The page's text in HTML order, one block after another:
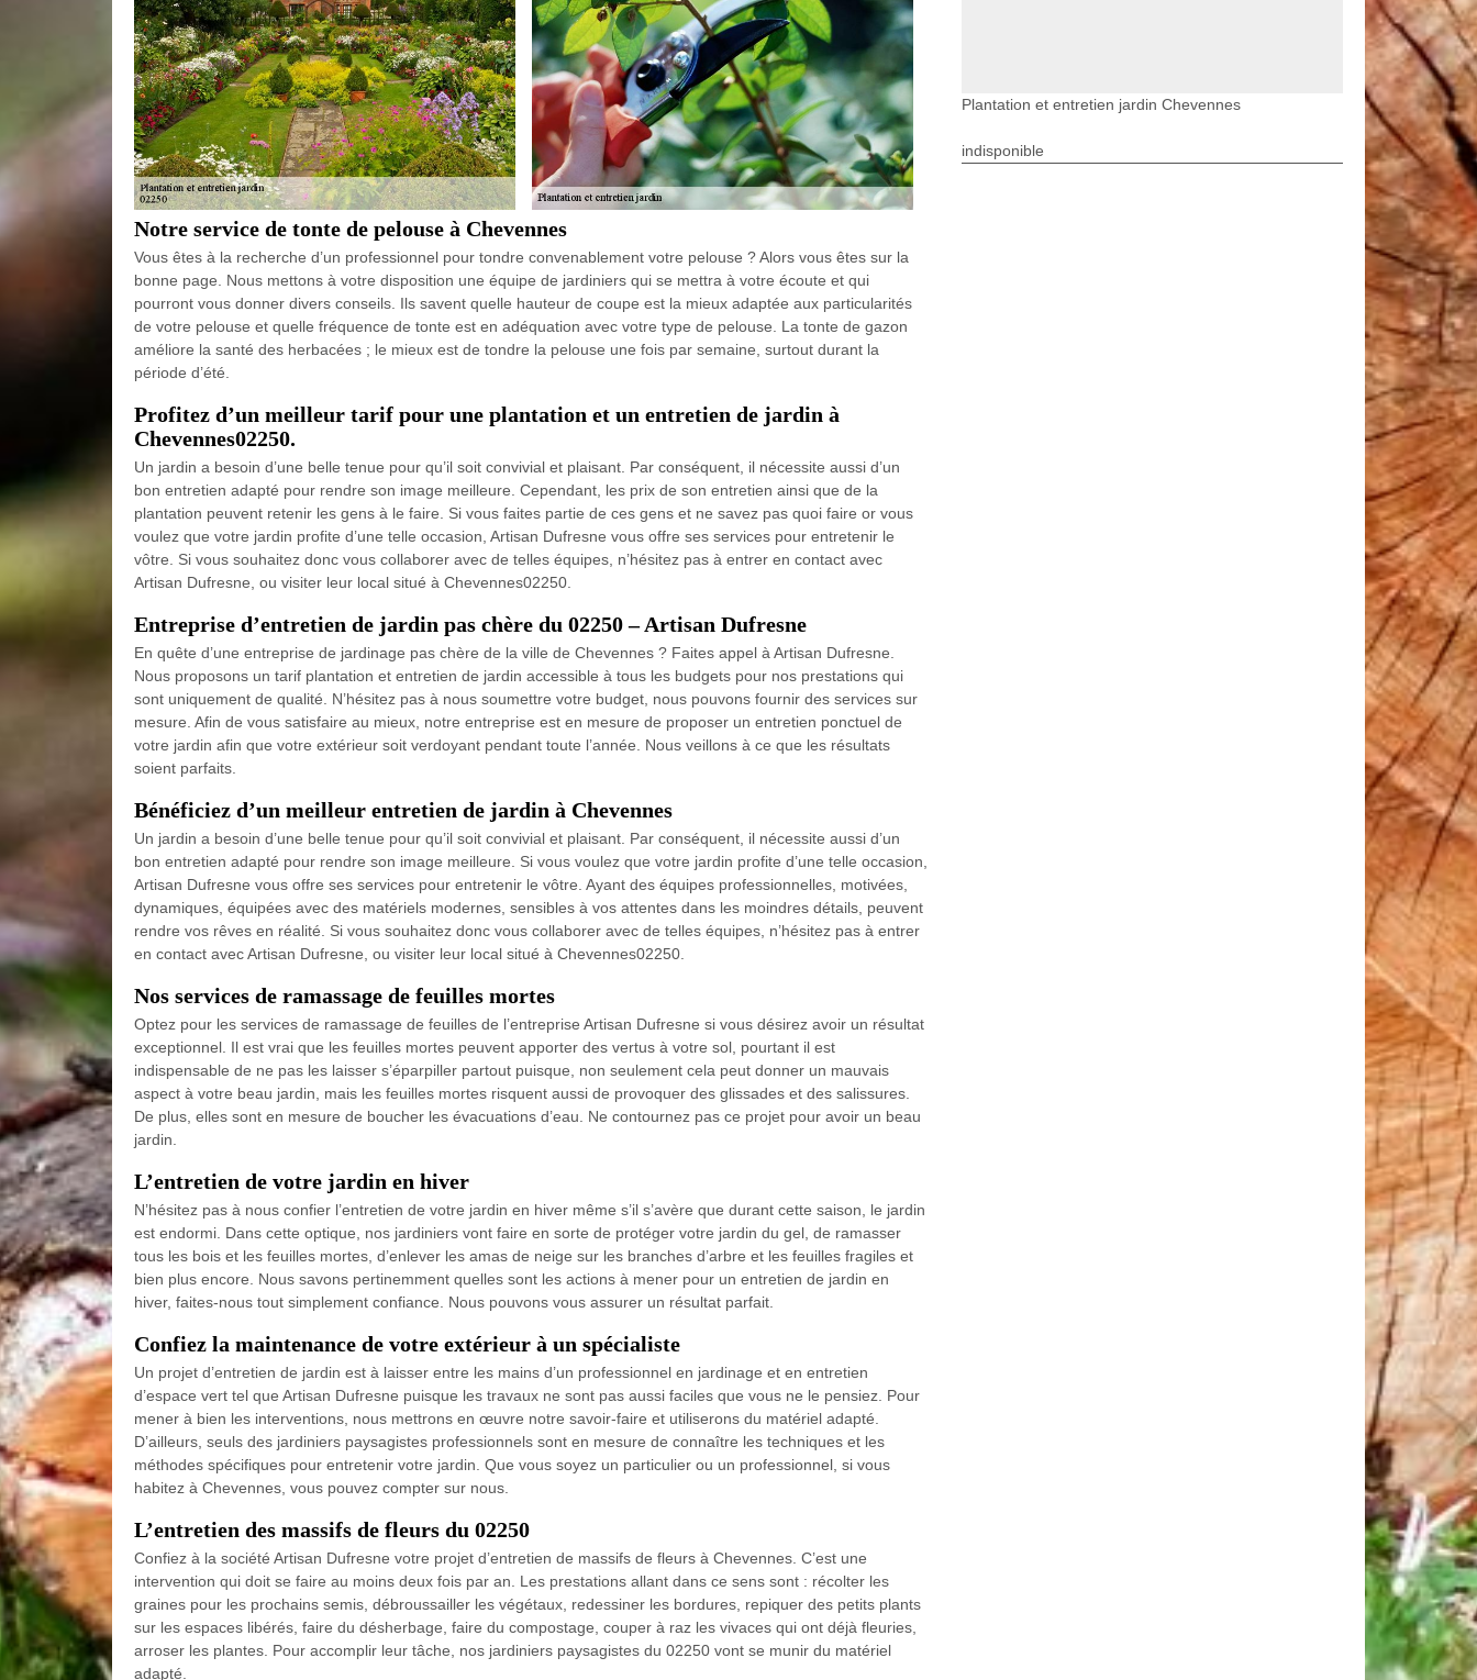
Notre service de tonte de pelouse à Chevennes
Vous êtes à la recherche d’un professionnel pour tondre convenablement votre pelouse ? Alors vous êtes sur la
bonne page. Nous mettons à votre disposition une équipe de jardiniers qui se mettra à votre écoute et qui
pourront vous donner divers conseils. Ils savent quelle hauteur de coupe est la mieux adaptée aux particularités
de votre pelouse et quelle fréquence de tonte est en adéquation avec votre type de pelouse. La tonte de gazon
améliore la santé des herbacées ; le mieux est de tondre la pelouse une fois par semaine, surtout durant la
période d’été.
Profitez d’un meilleur tarif pour une plantation et un entretien de jardin à
Chevennes02250.
Un jardin a besoin d’une belle tenue pour qu’il soit convivial et plaisant. Par conséquent, il nécessite aussi d’un
bon entretien adapté pour rendre son image meilleure. Cependant, les prix de son entretien ainsi que de la
plantation peuvent retenir les gens à le faire. Si vous faites partie de ces gens et ne savez pas quoi faire or vous
voulez que votre jardin profite d’une telle occasion, Artisan Dufresne vous offre ses services pour entretenir le
vôtre. Si vous souhaitez donc vous collaborer avec de telles équipes, n’hésitez pas à entrer en contact avec
Artisan Dufresne, ou visiter leur local situé à Chevennes02250.
Entreprise d’entretien de jardin pas chère du 02250 – Artisan Dufresne
En quête d’une entreprise de jardinage pas chère de la ville de Chevennes ? Faites appel à Artisan Dufresne.
Nous proposons un tarif plantation et entretien de jardin accessible à tous les budgets pour nos prestations qui
sont uniquement de qualité. N’hésitez pas à nous soumettre votre budget, nous pouvons fournir des services sur
mesure. Afin de vous satisfaire au mieux, notre entreprise est en mesure de proposer un entretien ponctuel de
votre jardin afin que votre extérieur soit verdoyant pendant toute l’année. Nous veillons à ce que les résultats
soient parfaits.
Bénéficiez d’un meilleur entretien de jardin à Chevennes
Un jardin a besoin d’une belle tenue pour qu’il soit convivial et plaisant. Par conséquent, il nécessite aussi d’un
bon entretien adapté pour rendre son image meilleure. Si vous voulez que votre jardin profite d’une telle occasion,
Artisan Dufresne vous offre ses services pour entretenir le vôtre. Ayant des équipes professionnelles, motivées,
dynamiques, équipées avec des matériels modernes, sensibles à vos attentes dans les moindres détails, peuvent
rendre vos rêves en réalité. Si vous souhaitez donc vous collaborer avec de telles équipes, n’hésitez pas à entrer
en contact avec Artisan Dufresne, ou visiter leur local situé à Chevennes02250.
Nos services de ramassage de feuilles mortes
Optez pour les services de ramassage de feuilles de l’entreprise Artisan Dufresne si vous désirez avoir un résultat
exceptionnel. Il est vrai que les feuilles mortes peuvent apporter des vertus à votre sol, pourtant il est
indispensable de ne pas les laisser s’éparpiller partout puisque, non seulement cela peut donner un mauvais
aspect à votre beau jardin, mais les feuilles mortes risquent aussi de provoquer des glissades et des salissures.
De plus, elles sont en mesure de boucher les évacuations d’eau. Ne contournez pas ce projet pour avoir un beau
jardin.
L’entretien de votre jardin en hiver
N’hésitez pas à nous confier l’entretien de votre jardin en hiver même s’il s’avère que durant cette saison, le jardin
est endormi. Dans cette optique, nos jardiniers vont faire en sorte de protéger votre jardin du gel, de ramasser
tous les bois et les feuilles mortes, d’enlever les amas de neige sur les branches d’arbre et les feuilles fragiles et
bien plus encore. Nous savons pertinemment quelles sont les actions à mener pour un entretien de jardin en
hiver, faites-nous tout simplement confiance. Nous pouvons vous assurer un résultat parfait.
Confiez la maintenance de votre extérieur à un spécialiste
Un projet d’entretien de jardin est à laisser entre les mains d’un professionnel en jardinage et en entretien
d’espace vert tel que Artisan Dufresne puisque les travaux ne sont pas aussi faciles que vous ne le pensiez. Pour
mener à bien les interventions, nous mettrons en œuvre notre savoir-faire et utiliserons du matériel adapté.
D’ailleurs, seuls des jardiniers paysagistes professionnels sont en mesure de connaître les techniques et les
méthodes spécifiques pour entretenir votre jardin. Que vous soyez un particulier ou un professionnel, si vous
habitez à Chevennes, vous pouvez compter sur nous.
L’entretien des massifs de fleurs du 02250
Confiez à la société Artisan Dufresne votre projet d’entretien de massifs de fleurs à Chevennes. C’est une
intervention qui doit se faire au moins deux fois par an. Les prestations allant dans ce sens sont : récolter les
graines pour les prochains semis, débroussailler les végétaux, redessiner les bordures, repiquer des petits plants
sur les espaces libérés, faire du désherbage, faire du compostage, couper à raz les vivaces qui ont déjà fleuries,
arroser les plantes. Pour accomplir leur tâche, nos jardiniers paysagistes du 02250 vont se munir du matériel
adapté.
Plantation et entretien jardin Chevennes
indisponible